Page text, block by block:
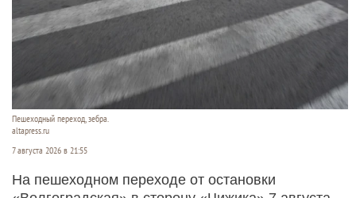
Пешеходный переход, зебра.
altapress.ru
7 августа 2026 в 21:55
На пешеходном переходе от остановки